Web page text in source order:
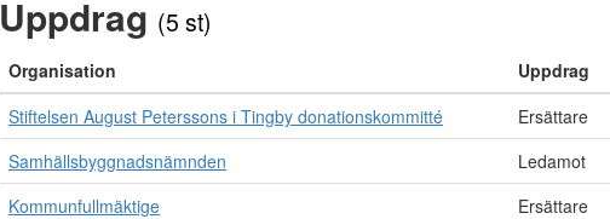
Uppdrag (5 st)
Organisation Uppdrag
Stiftelsen August Peterssons i Tingby donationskommitté
Ersättare
Samhällsbyggnadsnämnden
Ledamot
Kommunfullmäktige
Ersättare